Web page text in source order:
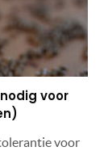
voor
voor